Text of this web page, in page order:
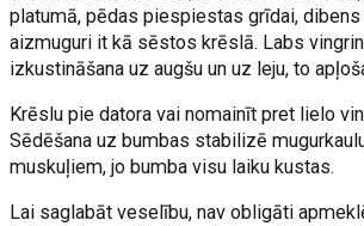
platumā, pēdas piespiestas grīdai,
aizmuguri it kā sēstos krēslā. Labs
izkustināšana uz augšu un uz leju, to
Krēslu pie datora vai nomainīt pret lielo
Sēdēšana uz bumbas stabilizē
muskuļiem, jo bumba visu laiku kustas.
Lai saglabāt veselību, nav obligāti